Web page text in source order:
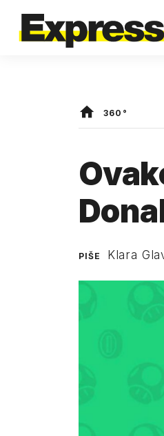
360°
PIŠE Klara